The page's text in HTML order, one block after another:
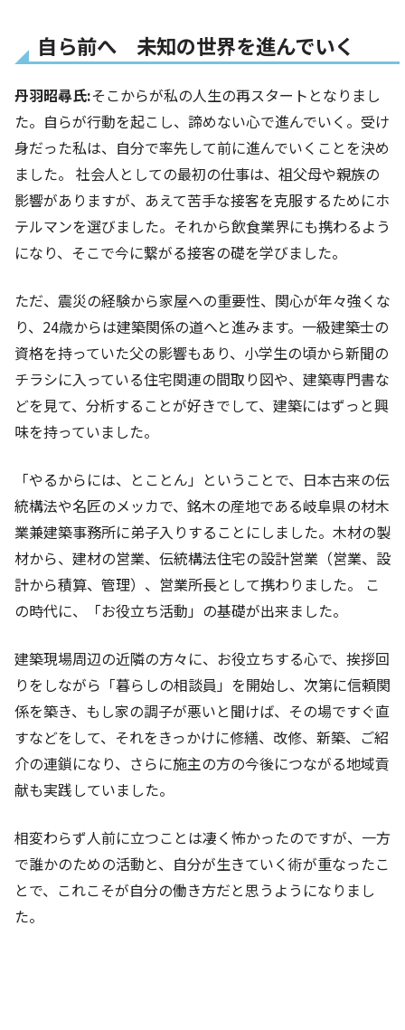
自ら前へ 未知の世界を進んでいく
丹羽昭尋氏:そこからが私の人生の再スタートとなりまし
た。自らが行動を起こし、諦めない心で進んでいく。受け
身だった私は、自分で率先して前に進んでいくことを決め
ました。 社会人としての最初の仕事は、祖父母や親族の
影響がありますが、あえて苦手な接客を克服するためにホ
テルマンを選びました。それから飲食業界にも携わるよう
になり、そこで今に繋がる接客の礎を学びました。
ただ、震災の経験から家屋への重要性、関心が年々強くな
り、24歳からは建築関係の道へと進みます。一級建築士の
資格を持っていた父の影響もあり、小学生の頃から新聞の
チラシに入っている住宅関連の間取り図や、建築専門書な
どを見て、分析することが好きでして、建築にはずっと興
味を持っていました。
「やるからには、とことん」ということで、日本古来の伝
統構法や名匠のメッカで、銘木の産地である岐阜県の材木
業兼建築事務所に弟子入りすることにしました。木材の製
材から、建材の営業、伝統構法住宅の設計営業（営業、設
計から積算、管理）、営業所長として携わりました。 こ
の時代に、「お役立ち活動」の基礎が出来ました。
建築現場周辺の近隣の方々に、お役立ちする心で、挨拶回
りをしながら「暮らしの相談員」を開始し、次第に信頼関
係を築き、もし家の調子が悪いと聞けば、その場ですぐ直
すなどをして、それをきっかけに修繕、改修、新築、ご紹
介の連鎖になり、さらに施主の方の今後につながる地域貢
献も実践していました。
相変わらず人前に立つことは凄く怖かったのですが、一方
で誰かのための活動と、自分が生きていく術が重なったこ
とで、これこそが自分の働き方だと思うようになりまし
た。